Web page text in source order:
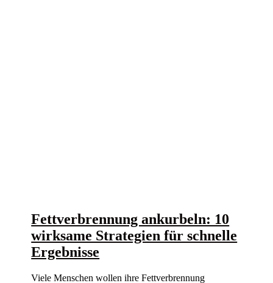
Fettverbrennung ankurbeln: 10
wirksame Strategien für schnelle
Ergebnisse
Viele Menschen wollen ihre Fettverbrennung